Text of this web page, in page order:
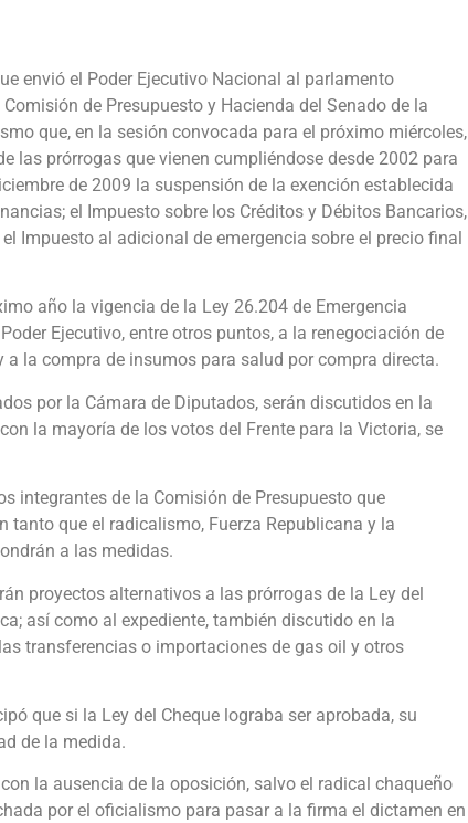
envió el Poder Ejecutivo Nacional al parlamento
de Presupuesto y Hacienda del Senado de la
que, en la sesión convocada para el próximo miércoles,
las prórrogas que vienen cumpliéndose desde 2002 para
de 2009 la suspensión de la exención establecida
el Impuesto sobre los Créditos y Débitos Bancarios,
Impuesto al adicional de emergencia sobre el precio final
año la vigencia de la Ley 26.204 de Emergencia
Ejecutivo, entre otros puntos, a la renegociación de
la compra de insumos para salud por compra directa.
por la Cámara de Diputados, serán discutidos en la
la mayoría de los votos del Frente para la Victoria, se
integrantes de la Comisión de Presupuesto que
tanto que el radicalismo, Fuerza Republicana y la
a las medidas.
proyectos alternativos a las prórrogas de la Ley del
así como al expediente, también discutido en la
transferencias o importaciones de gas oil y otros
que si la Ley del Cheque lograba ser aprobada, su
de la medida.
la ausencia de la oposición, salvo el radical chaqueño
por el oficialismo para pasar a la firma el dictamen en